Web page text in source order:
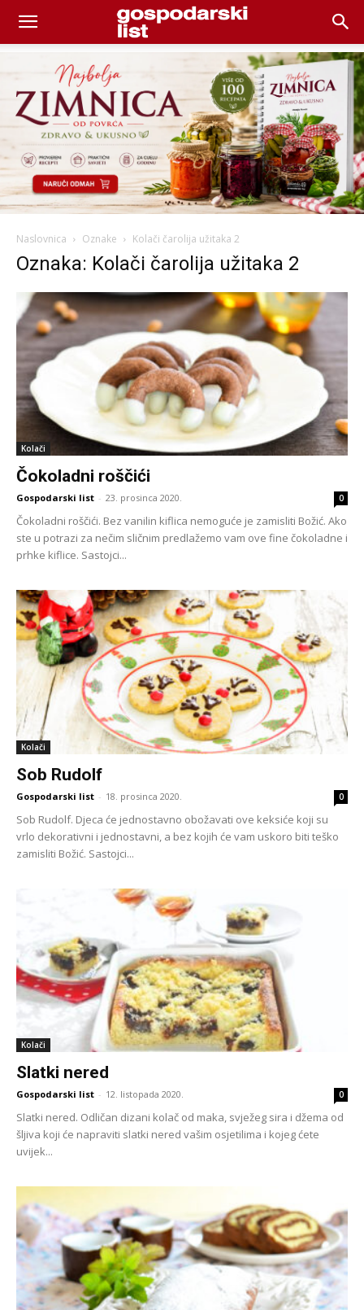
Naslovnica Oznake Kolači čarolija užitaka 2
Oznaka: Kolači čarolija užitaka 2
Kolači
Čokoladni roščići
Gospodarski list - 23. prosinca 2020. 0
Čokoladni roščići. Bez vanilin kiflica nemoguće je zamisliti Božić. Ako
ste u potrazi za nečim sličnim predlažemo vam ove fine čokoladne i
prhke kiflice. Sastojci...
Kolači
Sob Rudolf
Gospodarski list - 18. prosinca 2020. 0
Sob Rudolf. Djeca će jednostavno obožavati ove keksiće koji su
vrlo dekorativni i jednostavni, a bez kojih će vam uskoro biti teško
zamisliti Božić. Sastojci...
Kolači
Slatki nered
Gospodarski list - 12. listopada 2020. 0
Slatki nered. Odličan dizani kolač od maka, svježeg sira i džema od
šljiva koji će napraviti slatki nered vašim osjetilima i kojeg ćete
uvijek...